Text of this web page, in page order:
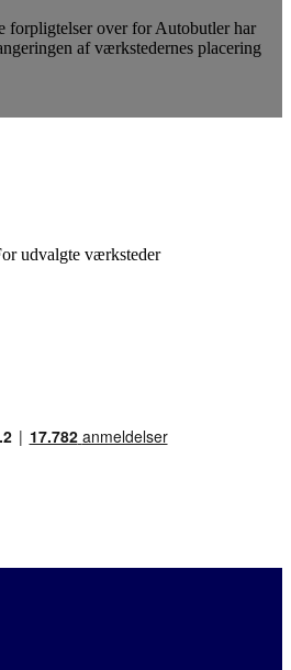
forpligtelser over for Autobutler har
af værkstedernes placering
udvalgte værksteder